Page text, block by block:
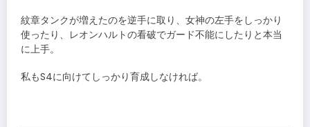
紋章タンクが増えたのを逆手に取り、女神の左手をしっかり
使ったり、レオンハルトの看破でガード不能にしたりと本当
に上手。
私もS4に向けてしっかり育成しなければ。